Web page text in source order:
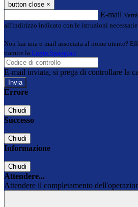
button close ×
E-mail
all'indirizzo indicato con le istruzioni
Non hai una e-mail associata al nome utente?
tramite la Login Spaggiari
E-mail inviata, si prega di controllare la
Errore
Chiudi
Successo
Chiudi
Informazione
Chiudi
Attendere...
Attendere il completamento